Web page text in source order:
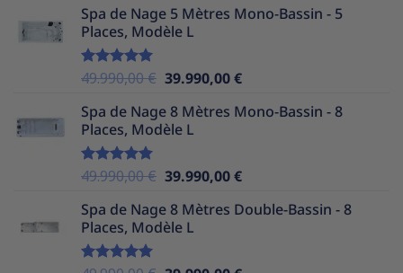
initial
était :
actuel
Spa de Nage 5 Mètres Mono-Bassin - 5
Places, Modèle L
Note5.00
49.990,00€ Le
initial
était :
39.990,00€Le
actuel
Spa de Nage 8 Mètres Mono-Bassin - 8
Places, Modèle L
Note5.00
49.990,00€ Le
initial
était :
39.990,00€Le
actuel
Spa de Nage 8 Mètres Double-Bassin - 8
Places, Modèle L